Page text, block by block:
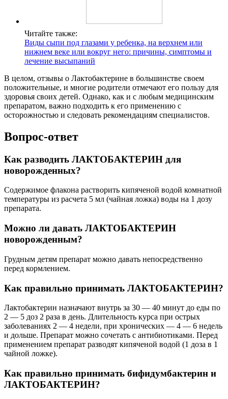
Читайте также:
Виды сыпи под глазами у ребенка, на верхнем или
нижнем веке или вокруг него: причины, симптомы и
лечение высыпаний
В целом, отзывы о Лактобактерине в большинстве своем
положительные, и многие родители отмечают его пользу для
здоровья своих детей. Однако, как и с любым медицинским
препаратом, важно подходить к его применению с
осторожностью и следовать рекомендациям специалистов.
Вопрос-ответ
Как разводить ЛАКТОБАКТЕРИН для
новорожденных?
Содержимое флакона растворить кипяченой водой комнатной
температуры из расчета 5 мл (чайная ложка) воды на 1 дозу
препарата.
Можно ли давать ЛАКТОБАКТЕРИН
новорожденным?
Грудным детям препарат можно давать непосредственно
перед кормлением.
Как правильно принимать ЛАКТОБАКТЕРИН?
Лактобактерин назначают внутрь за 30 — 40 минут до еды по
2 — 5 доз 2 раза в день. Длительность курса при острых
заболеваниях 2 — 4 недели, при хронических — 4 — 6 недель
и дольше. Препарат можно сочетать с антибиотиками. Перед
применением препарат разводят кипяченой водой (1 доза в 1
чайной ложке).
Как правильно принимать бифидумбактерин и
ЛАКТОБАКТЕРИН?